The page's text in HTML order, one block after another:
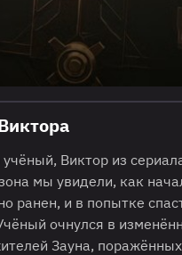
Виктор из
мы увидели, как
ранен, и в попытке
очнулся в
Зауна,